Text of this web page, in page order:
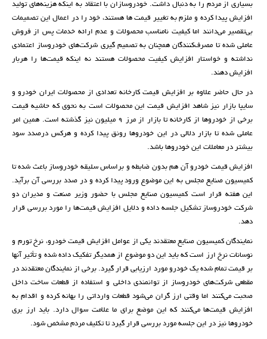
بسیاری از مردم را به دنبال داشت. خودروسازان با اعتقاد به اینکه هزینه‌های تولید
افزایش پیدا کرده و ملزم به تغییر قیمت ها هستند، خود را در اعمال این تصمیمات
بی‌تقصیر می‌دانند اما کیفیت نامناسب محصولات و عدم ارائه خدمات پس از فروش
عاملی شده تا مصرف‌کنندگان همچنان به تصمیم گیری شرکت‌های خودروساز اعتمادی
نداشته و خواستار افزایش کیفیت محصولات هستند نه اینکه قیمت‌ها را هربار
افزایش دهند.
در حال حاضر علاوه بر افزایش قیمت کارخانه تعدادی از محصولات ایران خودرو و
سایپا بازار نیز شاهد افزایش قیمت این محصولات است به نحوی که حاشیه قیمت
برخی از خودروها از کارخانه تا بازار از مرز 9 میلیون نیز گذشته است. همین امر
عاملی شده تا بازار دلالی در این خودروها رونق پیدا کرده و هرکس درصدد سود
بیشتر در معاملات این خودروها باشد.
افزایش قیمت خودرو آن هم بدون ضابطه و براساس سلیقه خودروساز باعث شده تا
کمیسیون صنایع مجلس به این موضوع ورود پیدا کرده و در صدد بررسی آن برآید.
این هفته قرار است کمیسیون صنایع مجلس با حضور وزیر صنعت و مدیران دو
شرکت خودروساز تشکیل جلسه داده و دلایل افزایش قیمت‌ها را مورد بررسی قرار
دهد.
نمایندگان کمیسیون صنایع معتقدند یکی از عوامل افزایش قیمت خودرو، نرخ تورم و
نوسانات نرخ ارز است که باید این دو موضوع از همدیگر تفکیک داده شده و تأثیر آنها
بر قیمت تمام شده یک خودرو مورد ارزیابی قرار گیرد. برخی از نمایندگان معتقدند در
مقطعی شرکت‌های خودروساز از توانمندی داخلی و استفاده از قطعات ساخت داخل
صحبت می‌کنند اما وقتی ارز گران می‌شود قطعات وارداتی را بهانه کرده و اقدام به
افزایش قیمت‌ها می‌کنند که این موضع برای ما علامت سوال دارد. باید ارز بری
خودروها نیز در این جلسه مورد بررسی قرار گیرد تا تکلیف مردم مشخص شود.